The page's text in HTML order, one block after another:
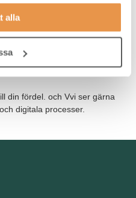
alla
från läkemedelstillverkning,
hantering av kvalitetsfrågor
eller
din fördel. och Vvi ser gärna
digitala processer.